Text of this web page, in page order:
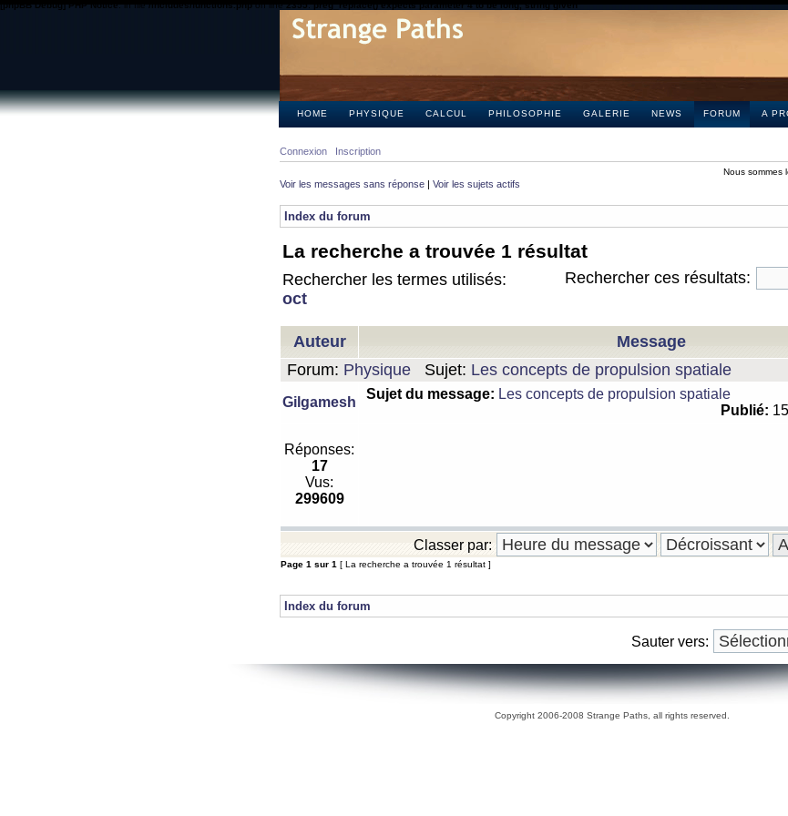
[phpBB Debug] PHP Notice: in file/includes/functions.phpon line2355:preg_replace() expects parameter 4 to be long, string given
HOME PHYSIQUE CALCUL PHILOSOPHIE GALERIE NEWS FORUM A
Connexion Inscription
Nous sommes
Voir les messages sans réponse | Voir les sujets actifs
Index du forum
La recherche a trouvée 1 résultat
Rechercher les termes utilisés:
oct
Rechercher ces résultats:
Auteur
Message
Forum: Physique Sujet: Les concepts de propulsion spatiale
Gilgamesh
Sujet du message: Les concepts de propulsion spatiale
Publié:
Réponses:
17
Vus:
299609
Classer par:
Page 1 sur 1 [ La recherche a trouvée 1 résultat ]
Index du forum
Sauter vers:
Copyright 2006-2008 Strange Paths, all rights reserved.